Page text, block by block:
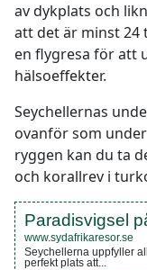
av dykplats och
att det är minst 24
en flygresa för att
hälsoeffekter.
Seychellernas
ovanför som
ryggen kan du ta
och korallrev i
Paradisvigsel
www.sydafrikaresor.se
Seychellerna uppfyller
perfekt plats att...